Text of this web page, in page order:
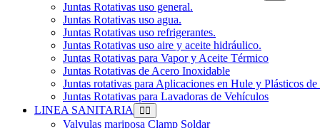
Juntas Rotativas uso general.
Juntas Rotativas uso agua.
Juntas Rotativas uso refrigerantes.
Juntas Rotativas uso aire y aceite hidráulico.
Juntas Rotativas para Vapor y Aceite Térmico
Juntas Rotativas de Acero Inoxidable
Juntas rotativas para Aplicaciones en Hule y Plásticos de
Juntas Rotativas para Lavadoras de Vehículos
LINEA SANITARIA
Valvulas mariposa Clamp Soldar